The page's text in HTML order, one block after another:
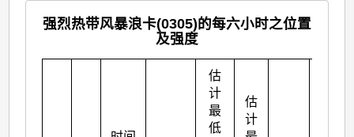
强烈热带风暴浪卡(0305)的每六小时之位置
及强度
估
计
最
低
估
计